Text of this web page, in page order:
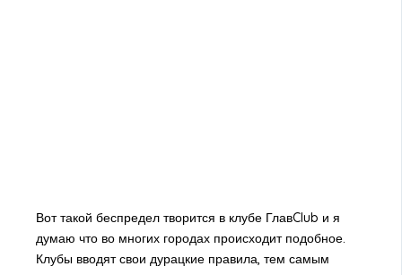
Вот такой беспредел творится в клубе ГлавClub и я
думаю что во многих городах происходит подобное.
Клубы вводят свои дурацкие правила, тем самым